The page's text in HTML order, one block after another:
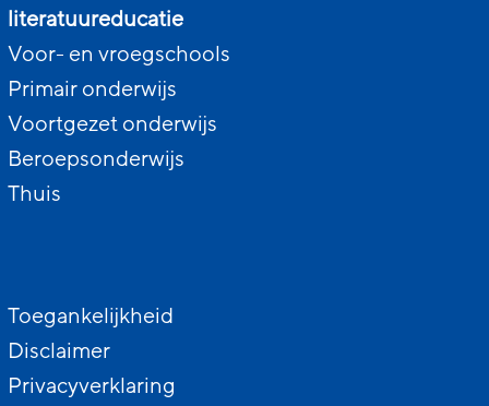
literatuureducatie
Voor- en vroegschools
Primair onderwijs
Voortgezet onderwijs
Beroepsonderwijs
Thuis
Toegankelijkheid
Disclaimer
Privacyverklaring